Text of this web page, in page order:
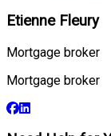
Etienne Fleury
Mortgage broker
Mortgage broker